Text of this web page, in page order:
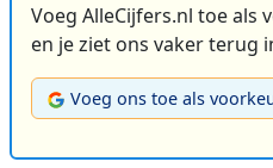
Voeg AlleCijfers.nl toe als
en je ziet ons vaker terug
Voeg ons toe als